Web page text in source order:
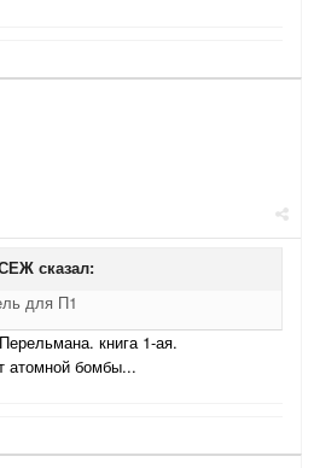
сказал:
для П1
книга 1-ая.
атомной бомбы...